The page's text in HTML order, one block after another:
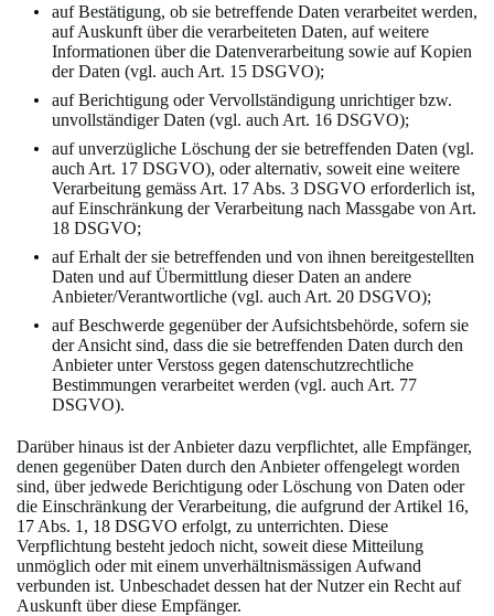
auf Bestätigung, ob sie betreffende Daten verarbeitet werden,
auf Auskunft über die verarbeiteten Daten, auf weitere
Informationen über die Datenverarbeitung sowie auf Kopien
der Daten (vgl. auch Art. 15 DSGVO);
auf Berichtigung oder Vervollständigung unrichtiger bzw.
unvollständiger Daten (vgl. auch Art. 16 DSGVO);
auf unverzügliche Löschung der sie betreffenden Daten (vgl.
auch Art. 17 DSGVO), oder alternativ, soweit eine weitere
Verarbeitung gemäss Art. 17 Abs. 3 DSGVO erforderlich ist,
auf Einschränkung der Verarbeitung nach Massgabe von Art.
18 DSGVO;
auf Erhalt der sie betreffenden und von ihnen bereitgestellten
Daten und auf Übermittlung dieser Daten an andere
Anbieter/Verantwortliche (vgl. auch Art. 20 DSGVO);
auf Beschwerde gegenüber der Aufsichtsbehörde, sofern sie
der Ansicht sind, dass die sie betreffenden Daten durch den
Anbieter unter Verstoss gegen datenschutzrechtliche
Bestimmungen verarbeitet werden (vgl. auch Art. 77
DSGVO).
Darüber hinaus ist der Anbieter dazu verpflichtet, alle Empfänger,
denen gegenüber Daten durch den Anbieter offengelegt worden
sind, über jedwede Berichtigung oder Löschung von Daten oder
die Einschränkung der Verarbeitung, die aufgrund der Artikel 16,
17 Abs. 1, 18 DSGVO erfolgt, zu unterrichten. Diese
Verpflichtung besteht jedoch nicht, soweit diese Mitteilung
unmöglich oder mit einem unverhältnismässigen Aufwand
verbunden ist. Unbeschadet dessen hat der Nutzer ein Recht auf
Auskunft über diese Empfänger.